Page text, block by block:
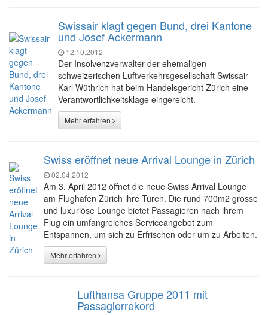
Swissair klagt gegen Bund, drei Kantone
und Josef Ackermann
12.10.2012
Der Insolvenzverwalter der ehemaligen
schweizerischen Luftverkehrsgesellschaft Swissair
Karl Wüthrich hat beim Handelsgericht Zürich eine
Verantwortlichkeitsklage eingereicht.
Mehr erfahren
Swiss eröffnet neue Arrival Lounge in Zürich
02.04.2012
Am 3. April 2012 öffnet die neue Swiss Arrival Lounge
am Flughafen Zürich ihre Türen. Die rund 700m2 grosse
und luxuriöse Lounge bietet Passagieren nach ihrem
Flug ein umfangreiches Serviceangebot zum
Entspannen, um sich zu Erfrischen oder um zu Arbeiten.
Mehr erfahren
Lufthansa Gruppe 2011 mit
Passagierrekord